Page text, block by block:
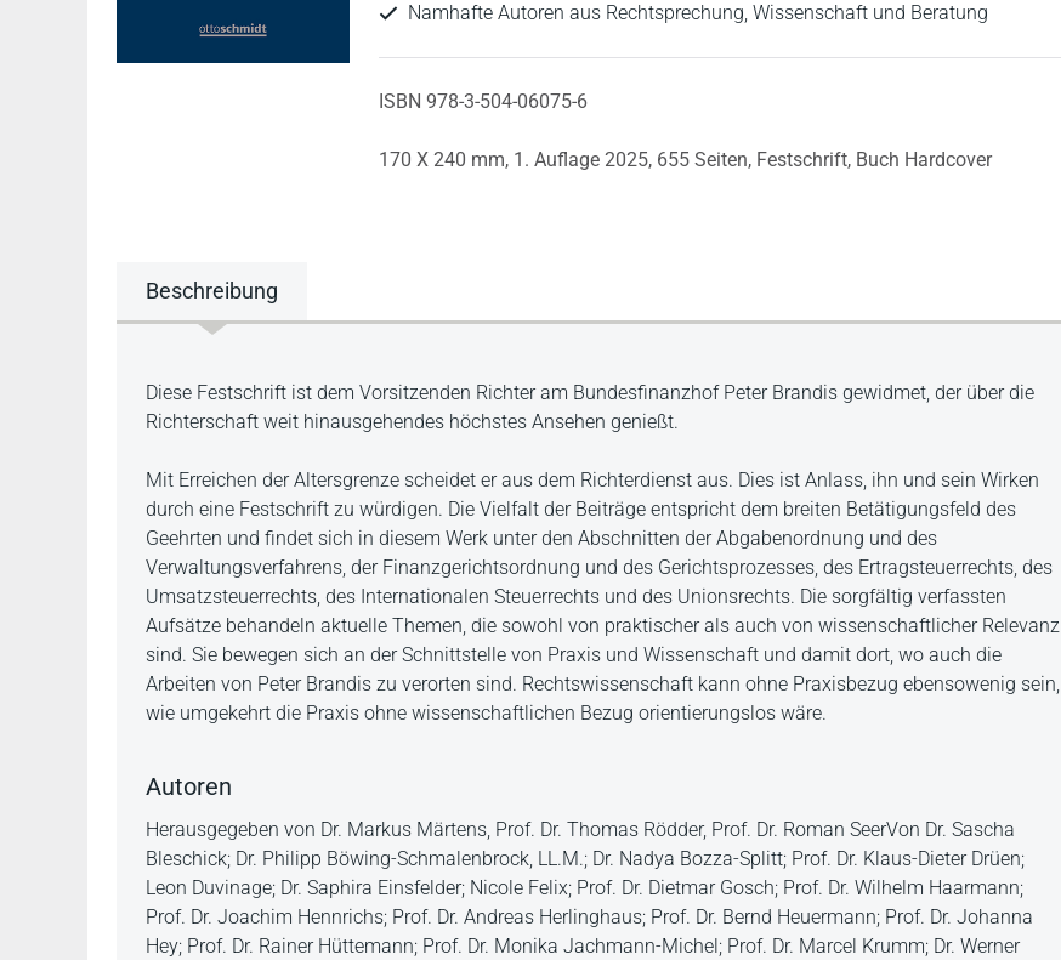
Namhafte Autoren aus Rechtsprechung, Wissenschaft und Beratung
ISBN 978-3-504-06075-6
170 X 240 mm, 1. Auflage 2025, 655 Seiten, Festschrift, Buch Hardcover
Beschreibung
Beschreibung
Diese Festschrift ist dem Vorsitzenden Richter am Bundesfinanzhof Peter Brandis gewidmet, der über die
Richterschaft weit hinausgehendes höchstes Ansehen genießt.
Mit Erreichen der Altersgrenze scheidet er aus dem Richterdienst aus. Dies ist Anlass, ihn und sein Wirken
durch eine Festschrift zu würdigen. Die Vielfalt der Beiträge entspricht dem breiten Betätigungsfeld des
Geehrten und findet sich in diesem Werk unter den Abschnitten der Abgabenordnung und des
Verwaltungsverfahrens, der Finanzgerichtsordnung und des Gerichtsprozesses, des Ertragsteuerrechts, des
Umsatzsteuerrechts, des Internationalen Steuerrechts und des Unionsrechts. Die sorgfältig verfassten
Aufsätze behandeln aktuelle Themen, die sowohl von praktischer als auch von wissenschaftlicher Relevanz
sind. Sie bewegen sich an der Schnittstelle von Praxis und Wissenschaft und damit dort, wo auch die
Arbeiten von Peter Brandis zu verorten sind. Rechtswissenschaft kann ohne Praxisbezug ebensowenig sein,
wie umgekehrt die Praxis ohne wissenschaftlichen Bezug orientierungslos wäre.
Autoren
Herausgegeben von Dr. Markus Märtens, Prof. Dr. Thomas Rödder, Prof. Dr. Roman SeerVon Dr. Sascha
Bleschick; Dr. Philipp Böwing-Schmalenbrock, LL.M.; Dr. Nadya Bozza-Splitt; Prof. Dr. Klaus-Dieter Drüen;
Leon Duvinage; Dr. Saphira Einsfelder; Nicole Felix; Prof. Dr. Dietmar Gosch; Prof. Dr. Wilhelm Haarmann;
Prof. Dr. Joachim Hennrichs; Prof. Dr. Andreas Herlinghaus; Prof. Dr. Bernd Heuermann; Prof. Dr. Johanna
Hey; Prof. Dr. Rainer Hüttemann; Prof. Dr. Monika Jachmann-Michel; Prof. Dr. Marcel Krumm; Dr. Werner